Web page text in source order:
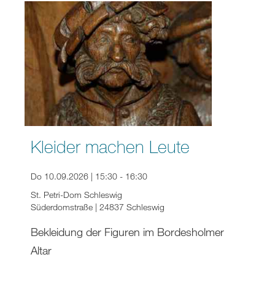
Kleider machen Leute
Do 10.09.2026 | 15:30 - 16:30
St. Petri-Dom Schleswig
Süderdomstraße | 24837 Schleswig
Bekleidung der Figuren im Bordesholmer
Altar